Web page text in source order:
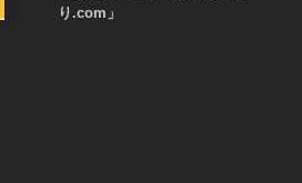
り.com」